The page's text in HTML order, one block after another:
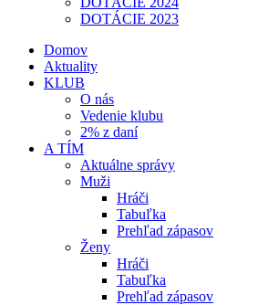
DOTÁCIE 2023
Domov
Aktuality
KLUB
O nás
Vedenie klubu
2% z daní
A TÍM
Aktuálne správy
Muži
Hráči
Tabuľka
Prehľad zápasov
Ženy
Hráči
Tabuľka
Prehľad zápasov